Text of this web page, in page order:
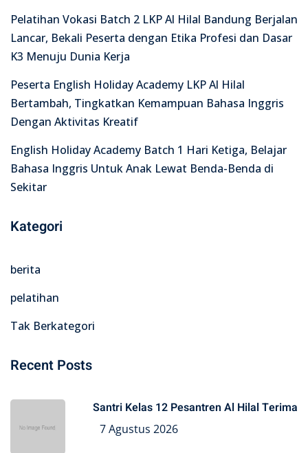
Pelatihan Vokasi Batch 2 LKP Al Hilal Bandung Berjalan
Lancar, Bekali Peserta dengan Etika Profesi dan Dasar
K3 Menuju Dunia Kerja
Peserta English Holiday Academy LKP Al Hilal
Bertambah, Tingkatkan Kemampuan Bahasa Inggris
Dengan Aktivitas Kreatif
English Holiday Academy Batch 1 Hari Ketiga, Belajar
Bahasa Inggris Untuk Anak Lewat Benda-Benda di
Sekitar
Kategori
berita
pelatihan
Tak Berkategori
Recent Posts
Santri Kelas 12 Pesantren Al Hilal Terima
7 Agustus 2026